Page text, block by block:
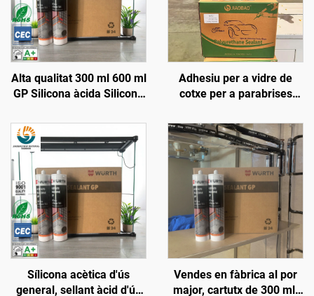
Alta qualitat 300 ml 600 ml
GP Silicona àcida Silicona
Wacker Qualitat Adhesiu
monocomponent Preu
Adhesiu per a vidre de
cotxe per a parabrises
claraboïgues, adhesiu
impermeable contra fuites
d'aigua, poliuretà fort,
negre
Sílicona acètica d'ús
general, sellant àcid d'ús
Vendes en fàbrica al por
major, cartutx de 300 ml,